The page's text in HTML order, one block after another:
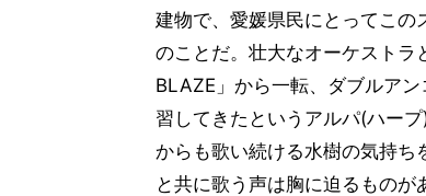
建物で、愛媛県民にとってこの
のことだ。壮大なオーケストラ
BLAZE」から一転、ダブルア
習してきたというアルパ(ハー
からも歌い続ける水樹の気持
と共に歌う声は胸に迫るもの